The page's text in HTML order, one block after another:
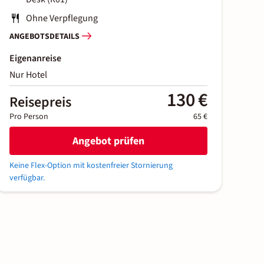
Ohne Verpflegung
ANGEBOTSDETAILS
Eigenanreise
Nur Hotel
Reisepreis 130 €
Pro Person 65 €
Angebot prüfen
Keine Flex-Option mit kostenfreier Stornierung
verfügbar.